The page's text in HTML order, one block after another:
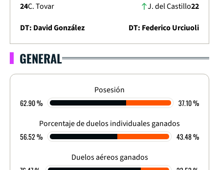
24C. Tovar
22
J. del Castillo
DT: David González
DT: Federico Urciuoli
ETAPA DE GRUPOS - FECHA 2
2-1
FINALIZADO
GENERAL
Posesión
62.90 % 37.10 %
Porcentaje de duelos individuales ganados
56.52 % 43.48 %
Duelos aéreos ganados